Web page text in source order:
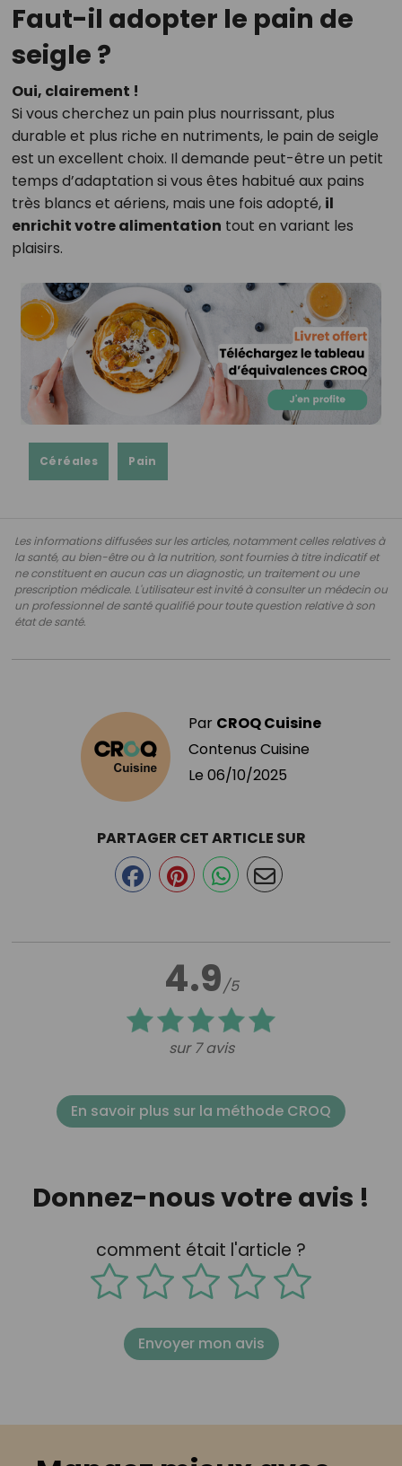
Faut-il adopter le pain de
seigle ?
Oui, clairement !
Si vous cherchez un pain plus nourrissant, plus
durable et plus riche en nutriments, le pain de seigle
est un excellent choix. Il demande peut-être un petit
temps d’adaptation si vous êtes habitué aux pains
très blancs et aériens, mais une fois adopté, il
enrichit votre alimentation tout en variant les
plaisirs.
Céréales Pain
Les informations diffusées sur les articles, notamment celles relatives à
la santé, au bien-être ou à la nutrition, sont fournies à titre indicatif et
ne constituent en aucun cas un diagnostic, un traitement ou une
prescription médicale. L'utilisateur est invité à consulter un médecin ou
un professionnel de santé qualifié pour toute question relative à son
état de santé.
Par CROQ Cuisine
Contenus Cuisine
Le 06/10/2025
4.9/5
sur 7 avis
PARTAGER CET ARTICLE SUR
En savoir plus sur la méthode CROQ
Donnez-nous votre avis !
comment était l'article ?
Envoyer mon avis